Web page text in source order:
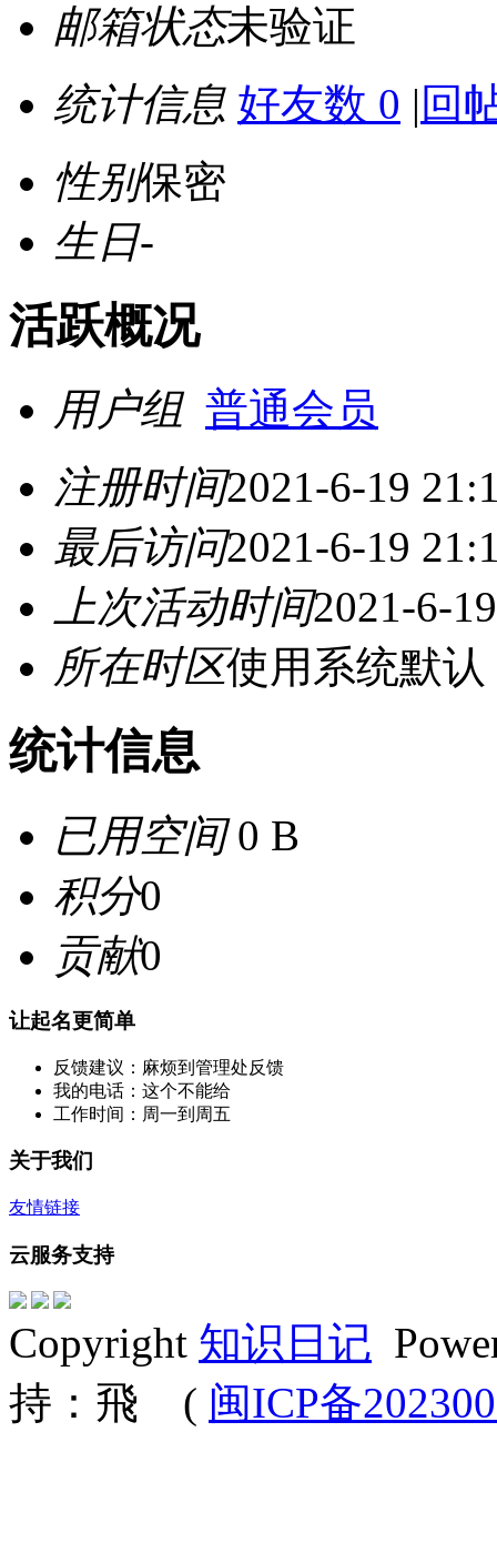
邮箱状态未验证
统计信息 好友数 0 | 回
性别保密
生日-
活跃概况
用户组 普通会员
注册时间2021-6-19
最后访问2021-6-19
上次活动时间2021-6-
所在时区使用系统默认
统计信息
已用空间0 B
积分0
贡献0
让起名更简单
反馈建议：麻烦到管理处反馈
我的电话：这个不能给
工作时间：周一到周五
关于我们
友情链接
云服务支持
Copyright 知识日记
持：飛 ( 闽ICP备